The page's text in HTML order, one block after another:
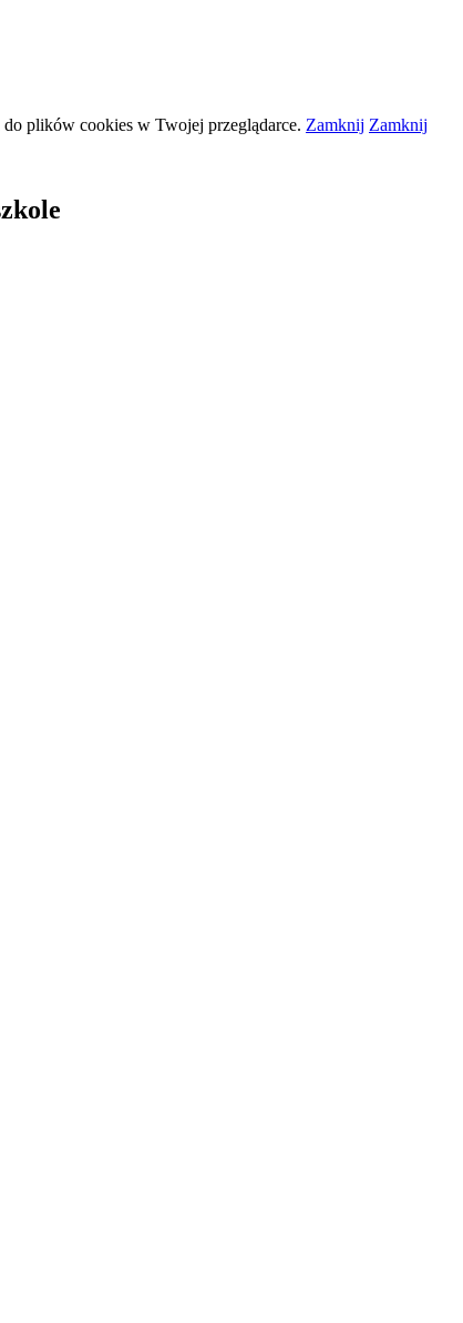
do plików cookies w Twojej przeglądarce. Zamknij Zamknij